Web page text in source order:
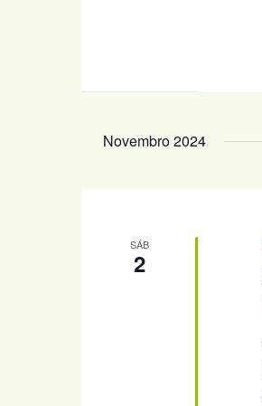
Novembro 2024
SÁB
2